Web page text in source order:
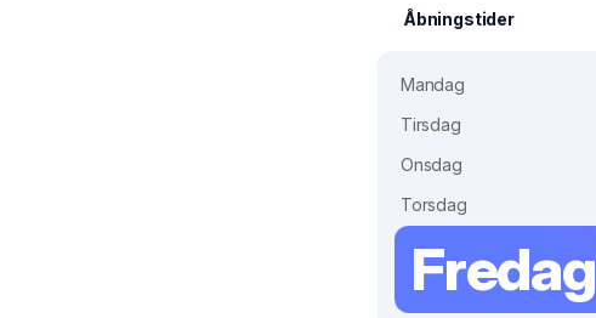
Åbningstider
Mandag
Tirsdag
Onsdag
Torsdag
Fredag